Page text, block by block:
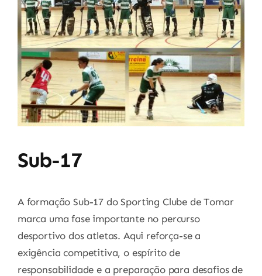
Sub-17
A formação Sub-17 doSporting Clube de Tomar
marca uma fase importante no percurso
desportivo dos atletas. Aqui reforça-se a
exigência competitiva, o espírito de
responsabilidade e a preparação para desafios de